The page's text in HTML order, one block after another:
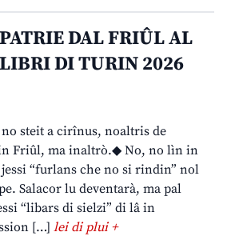
DAL FRIÛL AL
DI TURIN 2026
no steit a cirînus, noaltris de
Friûl, ma inaltrò.◆ No, no lìn in
“furlans che no si rindin” nol
Salacor lu deventarà, ma pal
“libars di sielzi” di lâ in
[…] lei di plui +